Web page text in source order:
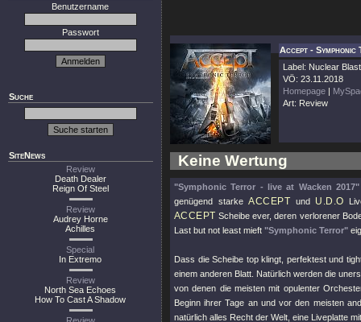
Benutzername
Passwort
Suche
SiteNews
Review
Death Dealer
Reign Of Steel
Review
Audrey Horne
Achilles
Special
In Extremo
Review
North Sea Echoes
How To Cast A Shadow
Accept -
Label: Nuclear Blast
VÖ: 23.11.2018
Homepage |
Art: Review
Keine Wertung
"Symphonic Terror - live at Wacken 2017"
genügend starkeACCEPT und U.D.O
ACCEPT Scheibe ever, deren verlorener
Last but not least mieft "Symphonic Terror"
Dass die Scheibe top klingt, perfektest und
einem anderen Blatt. Natürlich werden die
von denen die meisten mit opulenter
Beginn ihrer Tage an und vor den meisten
natürlich alles Recht der Welt, eine Liveplatte